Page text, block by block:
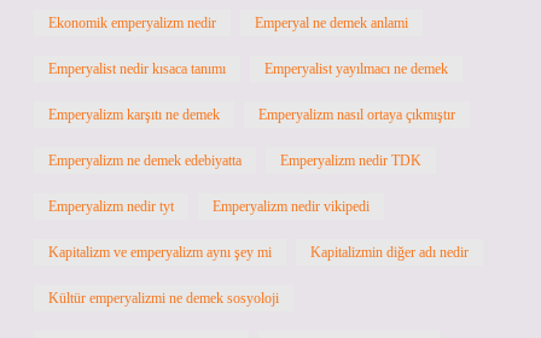
Ekonomik emperyalizm nedir Emperyal ne demek anlami
Emperyalist nedir kısaca tanımı Emperyalist yayılmacı ne demek
Emperyalizm karşıtı ne demek Emperyalizm nasıl ortaya çıkmıştır
Emperyalizm ne demek edebiyatta Emperyalizm nedir TDK
Emperyalizm nedir tyt Emperyalizm nedir vikipedi
Kapitalizm ve emperyalizm aynı şey mi Kapitalizmin diğer adı nedir
Kültür emperyalizmi ne demek sosyoloji